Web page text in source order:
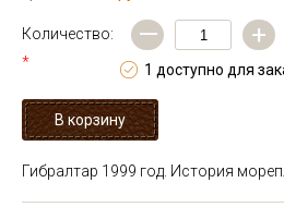
Количество:
*
— +
1 доступно для
Гибралтар 1999 год. История